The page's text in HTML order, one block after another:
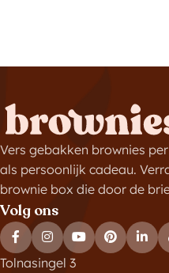
Vers gebakken brownies
als persoonlijk cadeau.
brownie box die door de
Volg ons
Tolnasingel 3